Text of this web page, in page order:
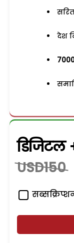
देश
डिजिटल
USD150